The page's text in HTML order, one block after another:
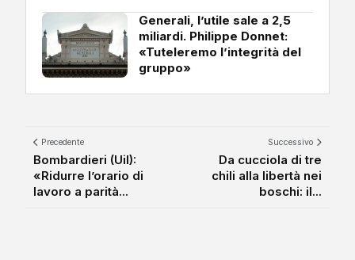
Generali, l’utile sale a 2,5
miliardi. Philippe Donnet:
«Tuteleremo l’integrità del
gruppo»
Precedente
Bombardieri (Uil):
«Ridurre l’orario di
lavoro a parità...
Successivo
Da cucciola di tre
chili alla libertà nei
boschi: il...